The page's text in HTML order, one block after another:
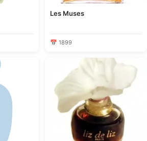
Les Muses
📅 1899